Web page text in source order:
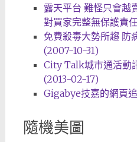
露天平台 難怪只會越
對買家完整無保護責
免費殺毒大勢所趨 防
(2007-10-31)
City Talk城市通活動
(2013-02-17)
Gigabye技嘉的網頁
隨機美圖